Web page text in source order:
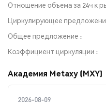
Отношение объема за 24ч к
Циркулирующее
Общее предложение
Коэффициент циркуляции
Академия Metaxy (MXY)
2026-08-09